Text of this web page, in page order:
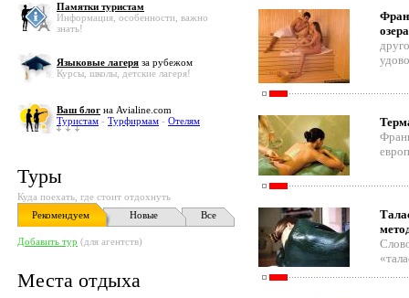
Памятки туристам
Информация, особенности, важно
знать!
Языковые лагеря за рубежом
Курсы, школы, детские лагеря!
Ваш блог на Avialine.com
Туристам - Турфирмам - Отелям
Туры
Куда поехать, где стоит отдохнуть
Рекомендуем
Новые Все
Добавить тур (для агентств)
Места отдыха